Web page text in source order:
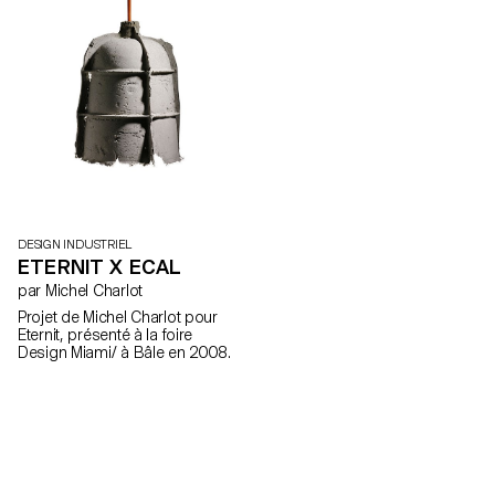
DESIGN INDUSTRIEL
ETERNIT X ECAL
par Michel Charlot
Projet de Michel Charlot pour
Eternit, présenté à la foire
Design Miami/ à Bâle en 2008.